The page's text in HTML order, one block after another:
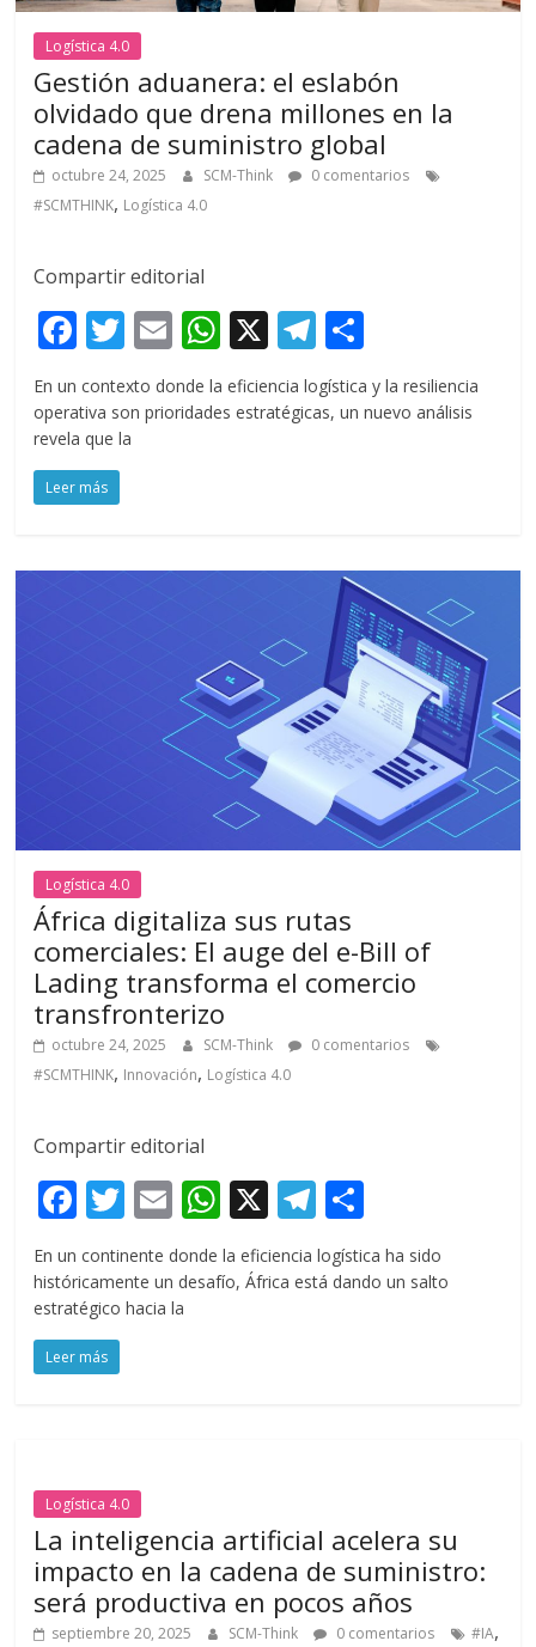
Logística 4.0
Gestión aduanera: el eslabón
olvidado que drena millones en la
cadena de suministro global
octubre 24, 2025 SCM-Think
0 comentarios
#SCMTHINK, Logística 4.0
Compartir editorial
F
ac
e
b
o
o
k
T
w
itt
er
E
m
ai
W
h
at
p
X T
el
e
o
m
r
En un contexto donde la eficiencia logística y la resiliencia
operativa son prioridades estratégicas, un nuevo análisis
revela que la
Leer más
Logística 4.0
África digitaliza sus rutas
comerciales: El auge del e-Bill of
Lading transforma el comercio
transfronterizo
octubre 24, 2025 SCM-Think
0 comentarios
#SCMTHINK, Innovación, Logística 4.0
Compartir editorial
F
ac
e
b
o
o
T
w
itt
er
E
m
ai
l
W
h
at
X T
el
e
o
m
En un continente donde la eficiencia logística ha sido
históricamente un desafío, África está dando un salto
estratégico hacia la
Leer más
Logística 4.0
La inteligencia artificial acelera su
impacto en la cadena de suministro:
será productiva en pocos años
septiembre 20, 2025 SCM-Think 0 comentarios #IA,